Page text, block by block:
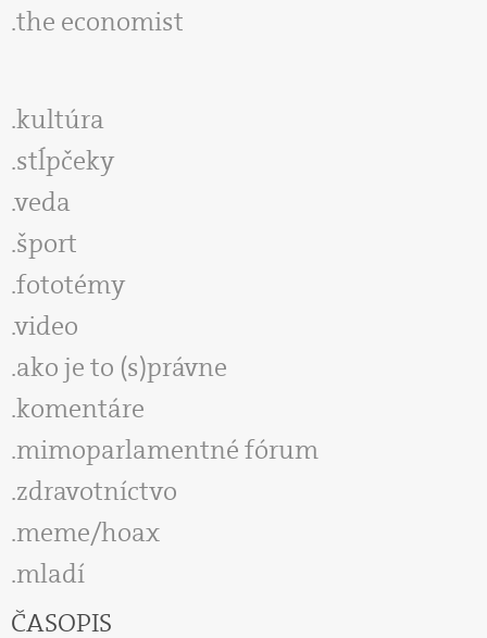
the economist
kultúra
stĺpčeky
veda
šport
fototémy
video
ako je to (s)právne
komentáre
mimoparlamentné fórum
zdravotníctvo
meme/hoax
mladí
ČASOPIS